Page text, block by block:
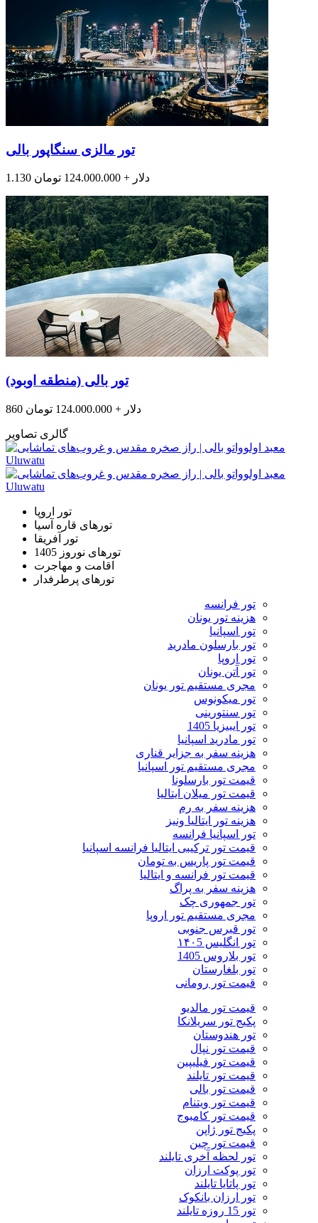
تور مالزی سنگاپور بالی
1.130 دلار + 124.000.000 تومان
تور بالی (منطقه اوبود)
860 دلار + 124.000.000 تومان
گالری تصاویر
تور اروپا
تورهای قاره آسیا
تور آفریقا
تورهای نوروز 1405
اقامت و مهاجرت
تورهای پرطرفدار
تور فرانسه
هزینه تور یونان
تور اسپانیا
تور بارسلون مادرید
تور اروپا
تور آتن یونان
مجری مستقیم تور یونان
تور میکونوس
تور سنتورینی
تور ایبیزیا 1405
تور مادرید اسپانیا
هزینه سفر به جزایر قناری
مجری مستقیم تور اسپانیا
قیمت تور بارسلونا
قیمت تور میلان ایتالیا
هزینه سفر به رم
هزینه تور ایتالیا ونیز
تور اسپانیا فرانسه
قیمت تور ترکیبی ایتالیا فرانسه اسپانیا
قیمت تور پاریس به تومان
قیمت تور فرانسه و ایتالیا
هزینه سفر به پراگ
تور جمهوری چک
مجری مستقیم تور اروپا
تور قبرس جنوبی
تور انگلیس ۱۴۰5
تور بلاروس 1405
تور بلغارستان
قیمت تور رومانی
قیمت تور مالدیو
پکیج تور سریلانکا
تور هندوستان
قیمت تور نپال
قیمت تور فیلیپین
قیمت تور تایلند
قیمت تور بالی
قیمت تور ویتنام
قیمت تور کامبوج
پکیج تور ژاپن
قیمت تور چین
تور لحظه آخری تایلند
تور پوکت ارزان
تور پاتايا تايلند
تور ارزان بانکوک
تور 15 روزه تایلند